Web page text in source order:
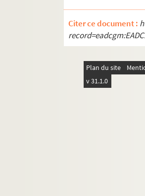
Citer ce document :
Plan du site
v 31.1.0